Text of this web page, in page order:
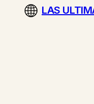
LAS